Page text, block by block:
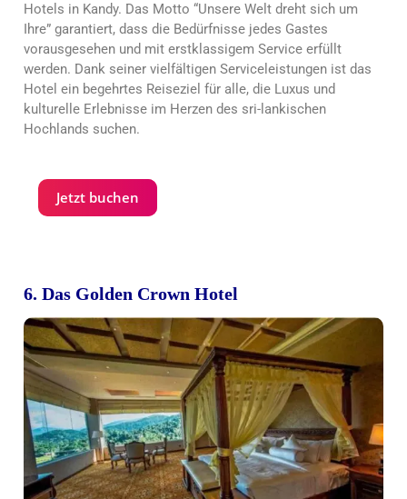
Hotels in Kandy. Das Motto “Unsere Welt dreht sich um
Ihre” garantiert, dass die Bedürfnisse jedes Gastes
vorausgesehen und mit erstklassigem Service erfüllt
werden. Dank seiner vielfältigen Serviceleistungen ist das
Hotel ein begehrtes Reiseziel für alle, die Luxus und
kulturelle Erlebnisse im Herzen des sri-lankischen
Hochlands suchen.
Jetzt buchen
6. Das Golden Crown Hotel